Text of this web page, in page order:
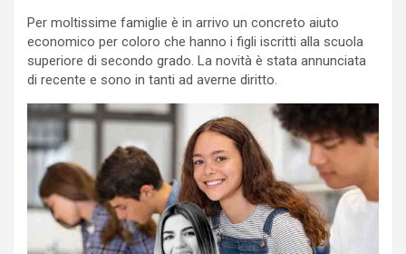
Per moltissime famiglie è in arrivo un concreto aiuto
economico per coloro che hanno i figli iscritti alla scuola
superiore di secondo grado. La novità è stata annunciata
di recente e sono in tanti ad averne diritto.